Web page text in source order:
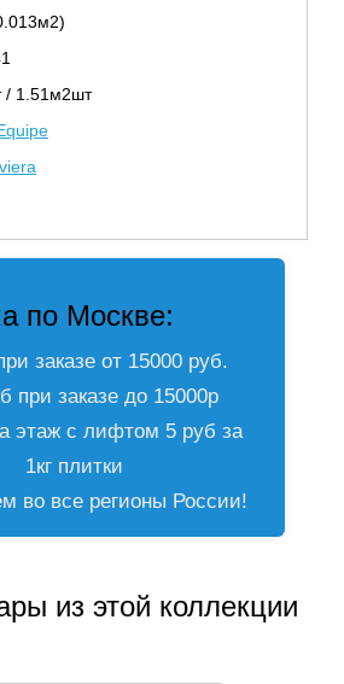
/ 1.51м2шт
по Москве:
заказе от 15000 руб.
при заказе до 15000р
этаж с лифтом 5 руб за
1кг плитки
во все регионы России!
из этой коллекции